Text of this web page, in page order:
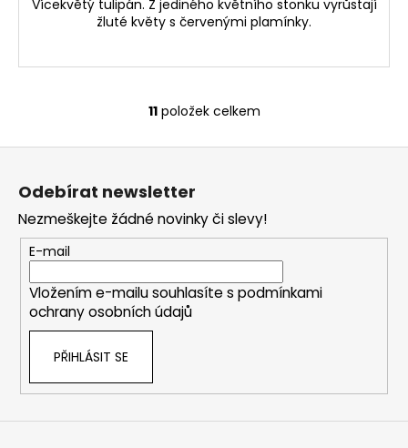
Vícekvětý tulipán. Z jediného květního stonku vyrůstají
žluté květy s červenými plamínky.
O
v
a
c
í
p
r
ý
p
11položek celkem
Odebírat newsletter
Nezmeškejte žádné novinky či slevy!
E-mail
Vložením e-mailu souhlasíte s podmínkami
ochrany osobních údajů
PŘIHLÁSIT SE